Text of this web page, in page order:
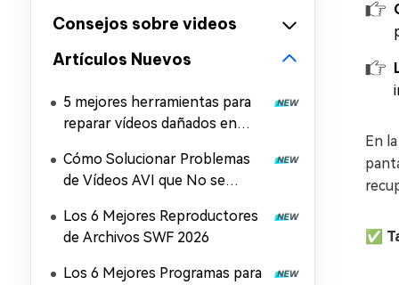
Consejos sobre videos
Artículos Nuevos
5 mejores herramientas para
reparar vídeos dañados en
Cómo Solucionar Problemas
de Vídeos AVI que No se
y Móviles (2026)
Los 6 Mejores Reproductores
de Archivos SWF 2026
Los 6 Mejores Programas para
En
✅